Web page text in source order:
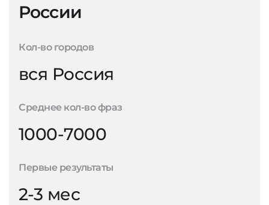
России
Кол-во городов
вся Россия
Среднее кол-во фраз
1000-7000
Первые результаты
2-3 мес